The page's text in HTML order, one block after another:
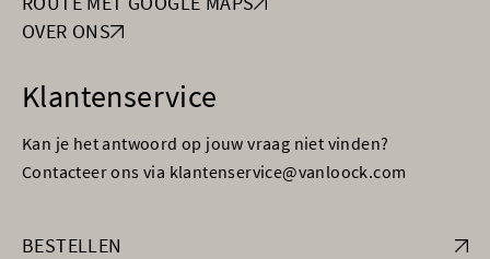
OVER ONS
Klantenservice
Kan je het antwoord op jouw vraag niet vinden?
Contacteer ons via klantenservice@vanloock.com
BESTELLEN